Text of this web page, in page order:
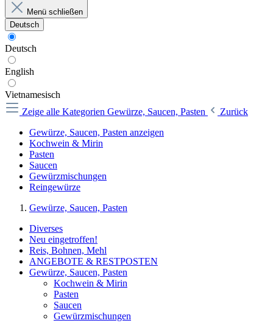
Menü schließen
Deutsch
Deutsch
English
Vietnamesisch
Zeige alle Kategorien Gewürze, Saucen, Pasten
Zurück
Gewürze, Saucen, Pasten anzeigen
Kochwein & Mirin
Pasten
Saucen
Gewürzmischungen
Reingewürze
Gewürze, Saucen, Pasten
Diverses
Neu eingetroffen!
Reis, Bohnen, Mehl
ANGEBOTE & RESTPOSTEN
Gewürze, Saucen, Pasten
Kochwein & Mirin
Pasten
Saucen
Gewürzmischungen